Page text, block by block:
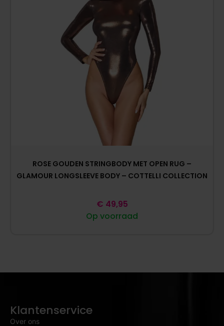
ROSE GOUDEN STRINGBODY MET OPEN RUG –
GLAMOUR LONGSLEEVE BODY – COTTELLI COLLECTION
Op voorraad
€ 49,95
Klantenservice
Over ons